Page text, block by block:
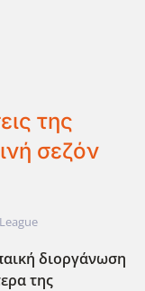
της
σεζόν
διοργάνωση
της